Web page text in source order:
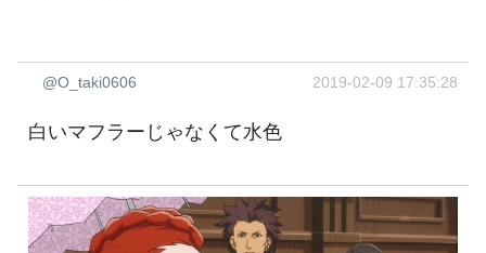
@O_taki0606 2019-02-09 17:35:28
白いマフラーじゃなくて水色